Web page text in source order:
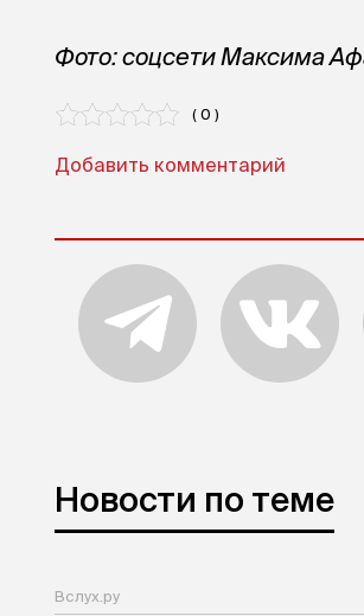
Фото: соцсети Максима
( 0 )
Добавить комментарий
Новости по теме
Вслух.ру